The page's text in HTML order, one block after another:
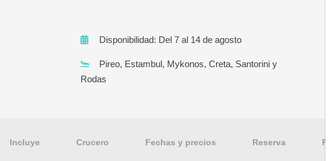
Disponibilidad: Del 7 al 14 de agosto
Pireo, Estambul, Mykonos, Creta, Santorini y
Rodas
Incluye Crucero Fechas y precios Reserva